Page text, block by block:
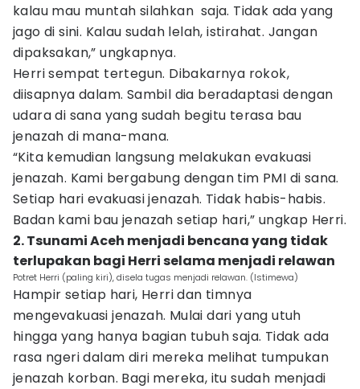
kalau mau muntah silahkan saja. Tidak ada yang
jago di sini. Kalau sudah lelah, istirahat. Jangan
dipaksakan,” ungkapnya.
Herri sempat tertegun. Dibakarnya rokok,
diisapnya dalam. Sambil dia beradaptasi dengan
udara di sana yang sudah begitu terasa bau
jenazah di mana-mana.
“Kita kemudian langsung melakukan evakuasi
jenazah. Kami bergabung dengan tim PMI di sana.
Setiap hari evakuasi jenazah. Tidak habis-habis.
Badan kami bau jenazah setiap hari,” ungkap Herri.
2. Tsunami Aceh menjadi bencana yang tidak
terlupakan bagi Herri selama menjadi relawan
Potret Herri (paling kiri), disela tugas menjadi relawan. (Istimewa)
Hampir setiap hari, Herri dan timnya
mengevakuasi jenazah. Mulai dari yang utuh
hingga yang hanya bagian tubuh saja. Tidak ada
rasa ngeri dalam diri mereka melihat tumpukan
jenazah korban. Bagi mereka, itu sudah menjadi